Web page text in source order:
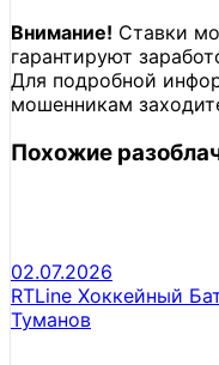
Внимание! Ставки
гарантируют
Для подробной
мошенникам
Похожие
02.07.2026
RTLine Хоккейный
Туманов